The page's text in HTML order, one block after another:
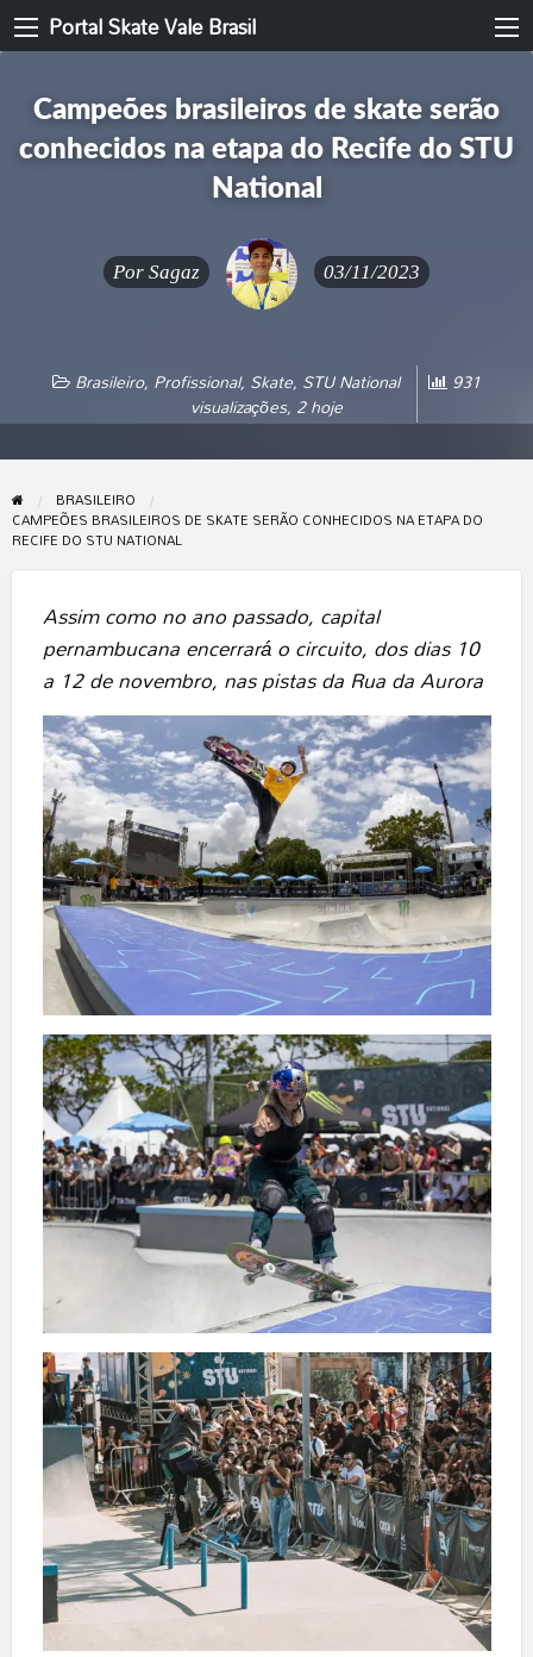
Portal Skate Vale Brasil
Campeões brasileiros de skate serão
conhecidos na etapa do Recife do STU
National
Por Sagaz 03/11/2023
Brasileiro, Profissional, Skate, STU National 931
visualizações, 2 hoje
BRASILEIRO
CAMPEÕES BRASILEIROS DE SKATE SERÃO CONHECIDOS NA ETAPA DO
RECIFE DO STU NATIONAL
Assim como no ano passado, capital
pernambucana encerrará o circuito, dos dias 10
a 12 de novembro, nas pistas da Rua da Aurora